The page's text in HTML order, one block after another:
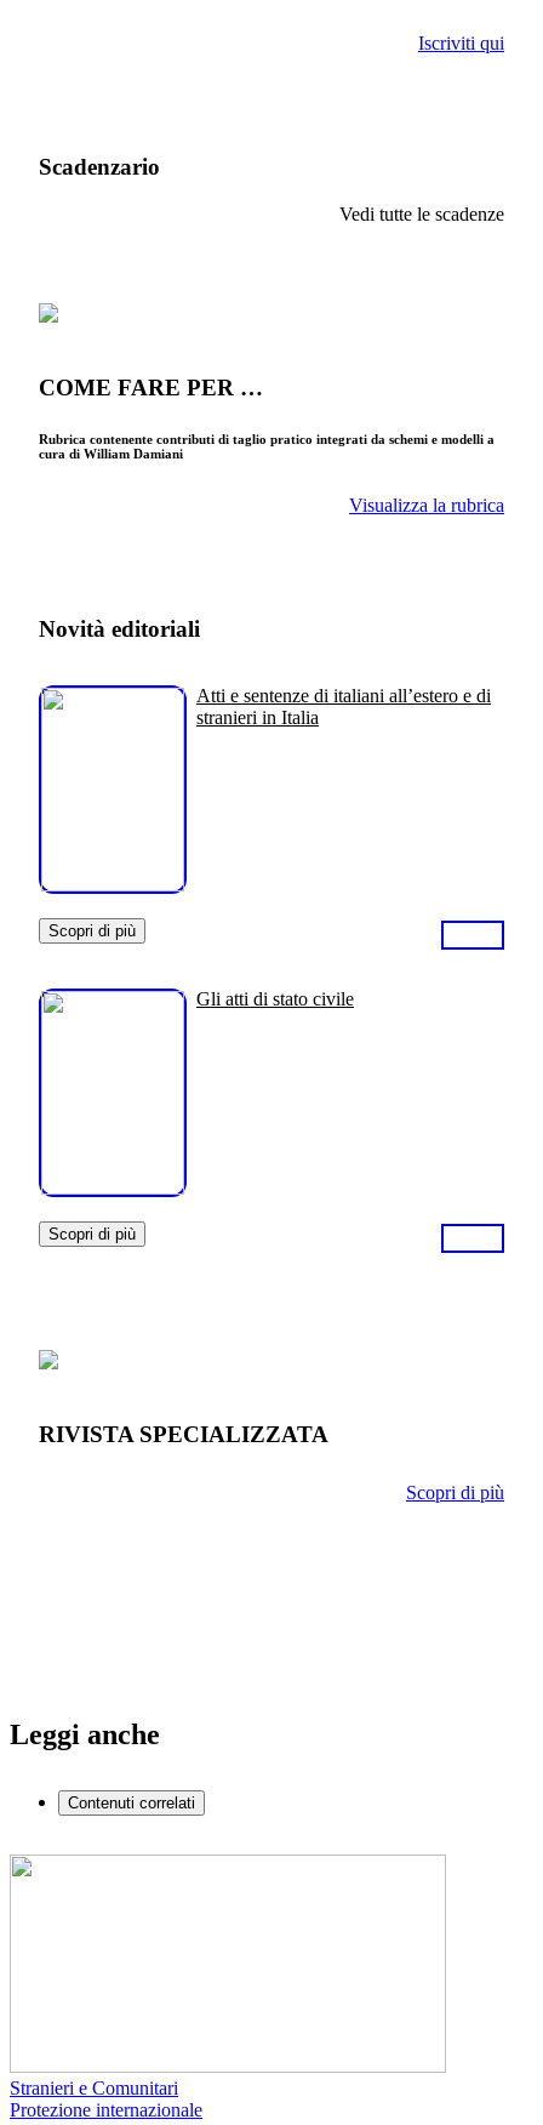
Iscriviti qui
Scadenzario
Vedi tutte le scadenze
COME FARE PER …
Rubrica contenente contributi di taglio pratico integrati da schemi e modelli a
cura di William Damiani
Visualizza la rubrica
Novità editoriali
Atti e sentenze di italiani all’estero e di
stranieri in Italia
Scopri di più
Gli atti di stato civile
Scopri di più
RIVISTA SPECIALIZZATA
Scopri di più
Leggi anche
Contenuti correlati
Stranieri e Comunitari
Protezione internazionale